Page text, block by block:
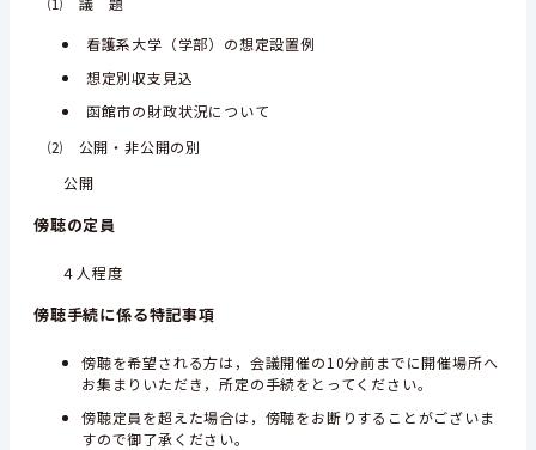
看護系大学（学部）の想定設置例
想定別収支見込
函館市の財政状況について
⑵ 公開・非公開の別
公開
傍聴の定員
４人程度
傍聴手続に係る特記事項
傍聴を希望される方は，会議開催の10分前までに開催場所へ
お集まりいただき，所定の手続をとってください。
傍聴定員を超えた場合は，傍聴をお断りすることがございま
すので御了承ください。